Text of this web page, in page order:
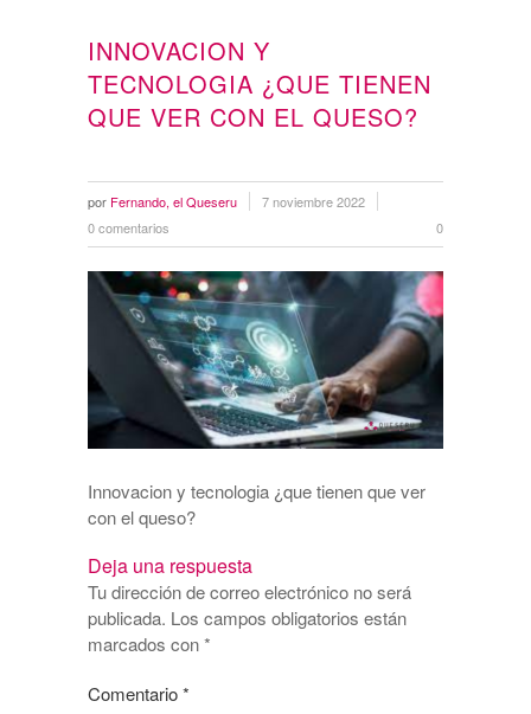
INNOVACION Y
TECNOLOGIA ¿QUE TIENEN
QUE VER CON EL QUESO?
por Fernando, el Queseru
7 noviembre 2022
0 comentarios
0
Innovacion y tecnologia ¿que tienen que ver
con el queso?
Deja una respuesta
Tu dirección de correo electrónico no será
publicada. Los campos obligatorios están
marcados con*
Comentario*